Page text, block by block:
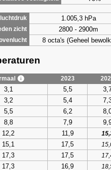
1.005,3 hPa
zicht 2800 - 2900m
8 octa's (Geheel
2023
3,1 5,5
3,2 5,4
5,5 6,2
8,8 7,9
12,2 11,9
15,1 17,5
17,3 17,5
17,3 16,9